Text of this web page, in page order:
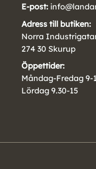
E-post:
Adress till butiken:
Norra
274 30 Skurup
Öppettider:
Måndag-Fredag 9-
Lördag 9.30-15